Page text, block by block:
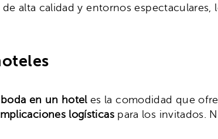
alta calidad y entornos
boda en un hoteles la comodidad que
logísticaspara los invitados.